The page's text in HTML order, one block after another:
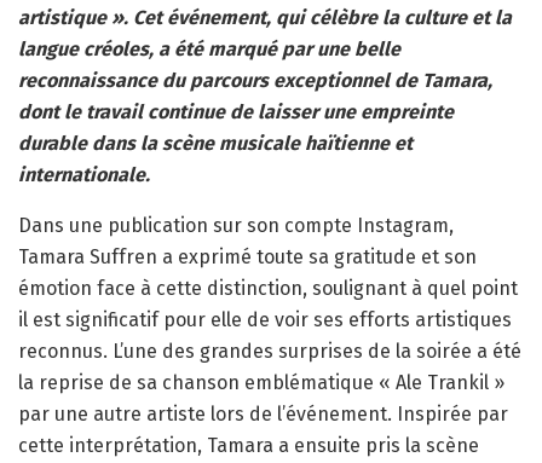
artistique ». Cet événement, qui célèbre la culture et la
langue créoles, a été marqué par une belle
reconnaissance du parcours exceptionnel de Tamara,
dont le travail continue de laisser une empreinte
durable dans la scène musicale haïtienne et
internationale.
Dans une publication sur son compte Instagram,
Tamara Suffren a exprimé toute sa gratitude et son
émotion face à cette distinction, soulignant à quel point
il est significatif pour elle de voir ses efforts artistiques
reconnus. L’une des grandes surprises de la soirée a été
la reprise de sa chanson emblématique « Ale Trankil »
par une autre artiste lors de l’événement. Inspirée par
cette interprétation, Tamara a ensuite pris la scène